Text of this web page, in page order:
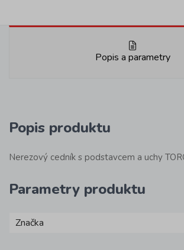
Popis a parametry
Popis produktu
Nerezový cedník s podstavcem a uchy
Parametry produktu
Značka